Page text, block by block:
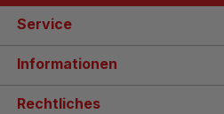
Service
Informationen
Rechtliches